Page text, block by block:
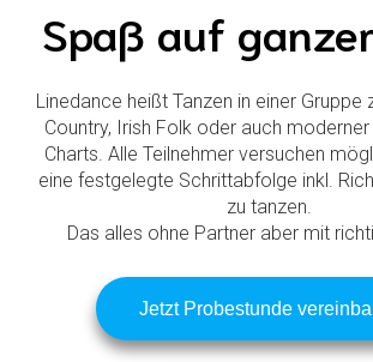
Spaß auf
Linedance heißt Tanzen in einer Gruppe
Country, Irish Folk oder auch
Charts. Alle Teilnehmer versuchen
eine festgelegte Schrittabfolge inkl.
zu tanzen.
Das alles ohne Partner aber mit
Jetzt Probestunde